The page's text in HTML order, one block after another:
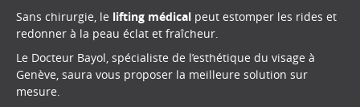
Sans chirurgie, le lifting médical peut estomper les rides et
redonner à la peau éclat et fraîcheur.
Le Docteur Bayol, spécialiste de l’esthétique du visage à
Genève, saura vous proposer la meilleure solution sur
mesure.